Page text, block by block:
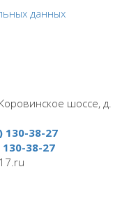
данных
шоссе, д.
130-38-27
130-38-27